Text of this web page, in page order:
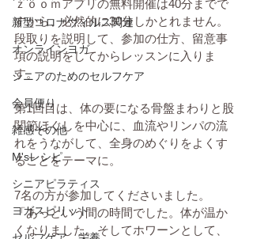
新型コロナウィルス関連
オンラインヨガ
シニアのためのセルフケア
会員便り
雑感その他
M'sレシピ
シニアピラティス
ヨガスピリット
ｚｏｏｍアプリの無料開催は40分までで
すから、必然的に30分しかとれません。
段取りを説明して、参加の仕方、留意事
項の説明をしてからレッスンに入りま
す。
第1回目は、体の要になる骨盤まわりと股
関節ほぐしを中心に、血流やリンパの流
れをうながして、全身のめぐりをよくす
ることをテーマに。
7名の方が参加してくださいました。
「あっという間の時間でした。体が温か
くなりました。そしてホワーンとして、